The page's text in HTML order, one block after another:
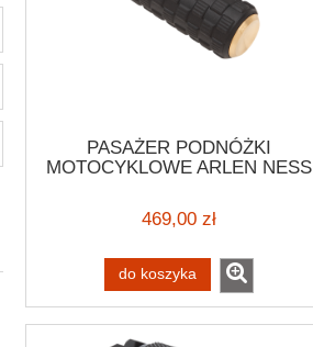
PASAŻER PODNÓŻKI
MOTOCYKLOWE ARLEN NESS
STYLOWE PODNÓŻKI HARLEY
CUSTOM
469,00 zł
do koszyka